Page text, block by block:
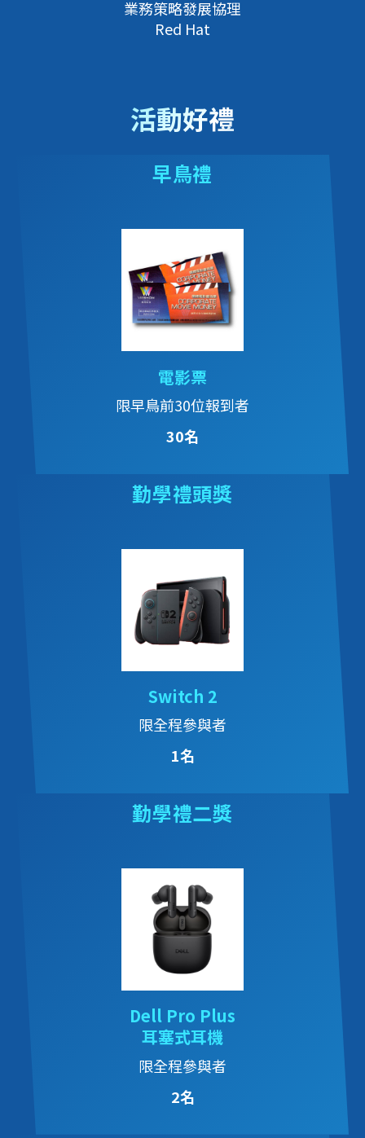
業務策略發展協理
Red Hat
活動好禮
早鳥禮
電影票
限早鳥前30位報到者
30名
勤學禮頭獎
Switch 2
限全程參與者
1名
勤學禮二獎
Dell Pro Plus
耳塞式耳機
限全程參與者
2名